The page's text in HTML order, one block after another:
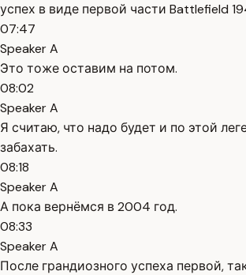
успех в виде первой части Battlefield
07:47
Speaker A
Это тоже оставим на потом.
08:02
Speaker A
Я считаю, что надо будет и по этой
забахать.
08:18
Speaker A
А пока вернёмся в 2004 год.
08:33
Speaker A
После грандиозного успеха первой,